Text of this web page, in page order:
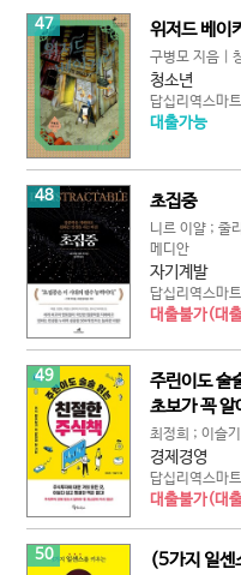
47 위저드 베이
구병모 지음 |
청소년
답십리역스마
대출가능
48 초집중
니르 이얄 ; 줄
메디안
자기계발
답십리역스마
대출불가(대
49
주린이도 술
초보가 꼭 알
최정희 ; 이슬
경제경영
답십리역스마
대출불가(대
50
(5가지 일센